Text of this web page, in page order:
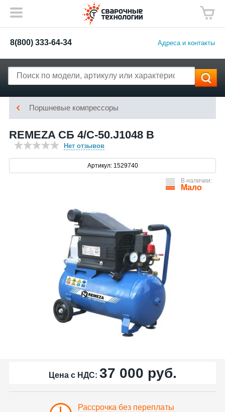
8(800) 333-64-34 Адреса и контакты
Поршневые компрессоры
REMEZA СБ 4/С-50.J1048 B
Нет отзывов
Артикул: 1529740
В наличии:
Мало
Цена с НДС: 37 000 руб.
Рассрочка без переплаты